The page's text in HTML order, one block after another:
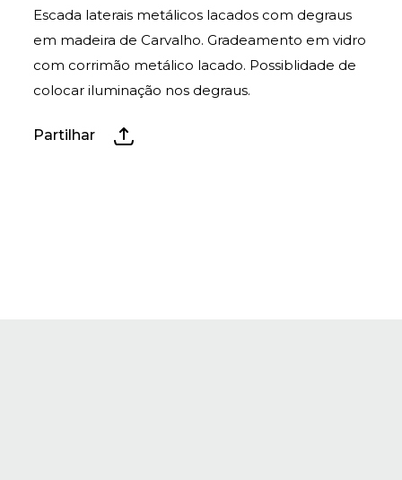
Escada laterais metálicos lacados com degraus
em madeira de Carvalho. Gradeamento em vidro
com corrimão metálico lacado. Possiblidade de
colocar iluminação nos degraus.
Partilhar